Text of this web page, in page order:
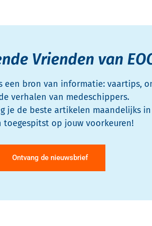
Vrienden van
een bron van informatie: vaartips,
verhalen van medeschippers.
je de beste artikelen maandelijks
toegespitst op jouw voorkeuren!
Ontvang de nieuwsbrief